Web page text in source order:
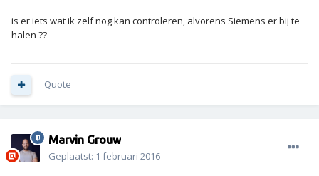
is er iets wat ik zelf nog kan controleren, alvorens Siemens er bij te
halen ??
Quote
Marvin Grouw
Geplaatst: 1 februari 2016